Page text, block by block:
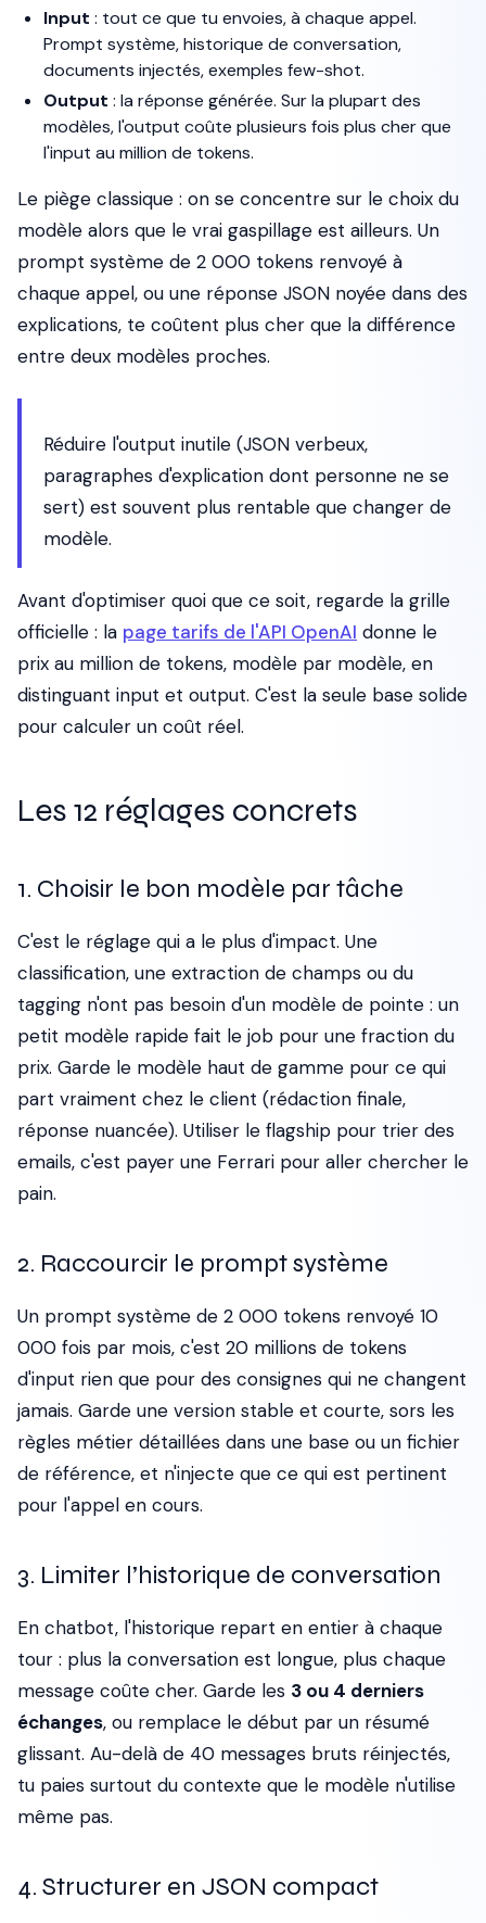
Input : tout ce que tu envoies, à chaque appel.
Prompt système, historique de conversation,
documents injectés, exemples few-shot.
Output : la réponse générée. Sur la plupart des
modèles, l'output coûte plusieurs fois plus cher que
l'input au million de tokens.
Le piège classique : on se concentre sur le choix du
modèle alors que le vrai gaspillage est ailleurs. Un
prompt système de 2 000 tokens renvoyé à
chaque appel, ou une réponse JSON noyée dans des
explications, te coûtent plus cher que la différence
entre deux modèles proches.
Réduire l'output inutile (JSON verbeux,
paragraphes d'explication dont personne ne se
sert) est souvent plus rentable que changer de
modèle.
Avant d'optimiser quoi que ce soit, regarde la grille
officielle : la page tarifs de l'API OpenAI donne le
prix au million de tokens, modèle par modèle, en
distinguant input et output. C'est la seule base solide
pour calculer un coût réel.
Les 12 réglages concrets
1. Choisir le bon modèle par tâche
C'est le réglage qui a le plus d'impact. Une
classification, une extraction de champs ou du
tagging n'ont pas besoin d'un modèle de pointe : un
petit modèle rapide fait le job pour une fraction du
prix. Garde le modèle haut de gamme pour ce qui
part vraiment chez le client (rédaction finale,
réponse nuancée). Utiliser le flagship pour trier des
emails, c'est payer une Ferrari pour aller chercher le
pain.
2. Raccourcir le prompt système
Un prompt système de 2 000 tokens renvoyé 10
000 fois par mois, c'est 20 millions de tokens
d'input rien que pour des consignes qui ne changent
jamais. Garde une version stable et courte, sors les
règles métier détaillées dans une base ou un fichier
de référence, et n'injecte que ce qui est pertinent
pour l'appel en cours.
3. Limiter l’historique de conversation
En chatbot, l'historique repart en entier à chaque
tour : plus la conversation est longue, plus chaque
message coûte cher. Garde les 3 ou 4 derniers
échanges, ou remplace le début par un résumé
glissant. Au-delà de 40 messages bruts réinjectés,
tu paies surtout du contexte que le modèle n'utilise
même pas.
4. Structurer en JSON compact